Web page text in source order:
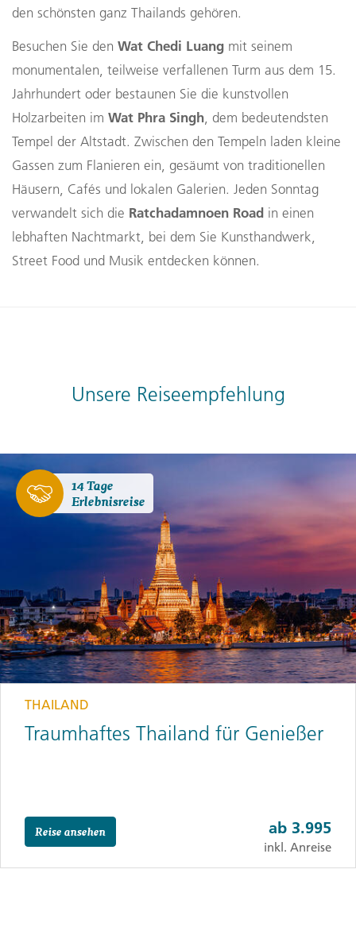
den schönsten ganz Thailands gehören.
Besuchen Sie den Wat Chedi Luang mit seinem
monumentalen, teilweise verfallenen Turm aus dem 15.
Jahrhundert oder bestaunen Sie die kunstvollen
Holzarbeiten im Wat Phra Singh, dem bedeutendsten
Tempel der Altstadt. Zwischen den Tempeln laden kleine
Gassen zum Flanieren ein, gesäumt von traditionellen
Häusern, Cafés und lokalen Galerien. Jeden Sonntag
verwandelt sich die Ratchadamnoen Road in einen
lebhaften Nachtmarkt, bei dem Sie Kunsthandwerk,
Street Food und Musik entdecken können.
Unsere Reiseempfehlung
14 Tage
Erlebnisreise
THAILAND
Traumhaftes Thailand für Genießer
Reise ansehen ab 3.995
inkl. Anreise